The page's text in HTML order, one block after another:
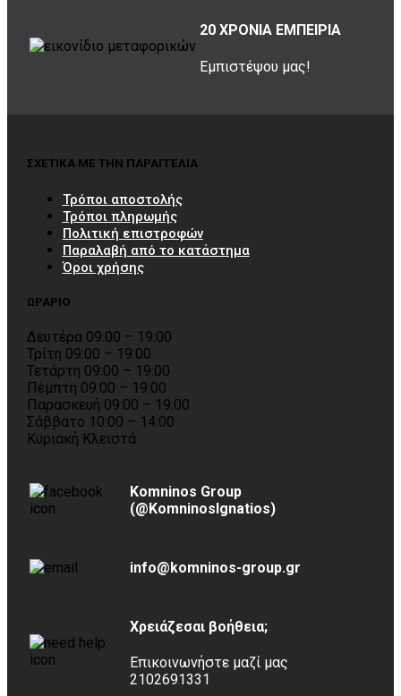
20 ΧΡΟΝΙΑ ΕΜΠΕΙΡΙΑ
Εμπιστέψου μας!
ΣΧΕΤΙΚΑ ΜΕ ΤΗΝ ΠΑΡΑΓΓΕΛΙΑ
Τρόποι αποστολής
Τρόποι πληρωμής
Πολιτική επιστροφών
Παραλαβή από το κατάστημα
Όροι χρήσης
ΩΡΑΡΙΟ
Δευτέρα 09:00 – 19:00
Τρίτη 09:00 – 19:00
Τετάρτη 09:00 – 19:00
Πέμπτη 09:00 – 19:00
Παρασκευή 09:00 – 19:00
Σάββατο 10:00 – 14:00
Κυριακή Κλειστά
Komninos Group
(@KomninosIgnatios)
info@komninos-group.gr
Χρειάζεσαι βοήθεια;
Επικοινωνήστε μαζί μας
2102691331